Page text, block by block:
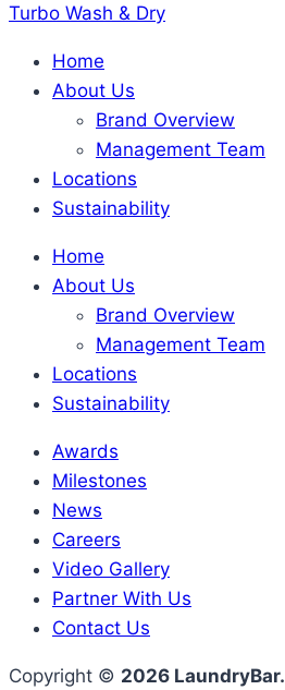
Turbo Wash & Dry
Home
About Us
Brand Overview
Management Team
Locations
Sustainability
Home
About Us
Brand Overview
Management Team
Locations
Sustainability
Awards
Milestones
News
Careers
Video Gallery
Partner With Us
Contact Us
Copyright © 2026 LaundryBar.